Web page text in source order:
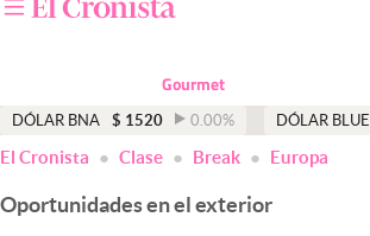
Otras secciones
Apertura
Infotechnology
Gourmet
DÓLAR BNA $ 1520 0.00% DÓLAR BLUE
El Cronista Clase Break Europa
Oportunidades en el exterior